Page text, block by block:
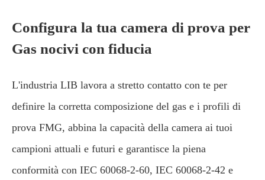
Configura la tua camera di prova per
Gas nocivi con fiducia
L'industria LIB lavora a stretto contatto con te per
definire la corretta composizione del gas e i profili di
prova FMG, abbina la capacità della camera ai tuoi
campioni attuali e futuri e garantisce la piena
conformità con IEC 60068-2-60, IEC 60068-2-42 e